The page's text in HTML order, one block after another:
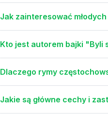
Jak zainteresować
Kto jest autorem bajki "Byli
Dlaczego rymy
Jakie są główne cechy i